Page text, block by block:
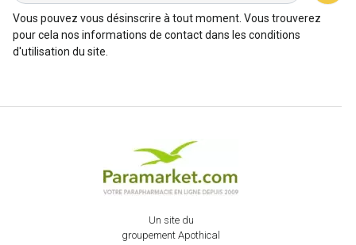
Vous pouvez vous désinscrire à tout moment. Vous trouverez
pour cela nos informations de contact dans les conditions
d'utilisation du site.
Un site du
groupement Apothical